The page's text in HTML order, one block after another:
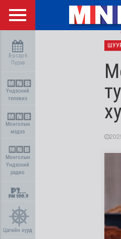
8-р сар 6
Пүрэв
Үндэсний
телевиз
Монголын
мэдээ
Монголын
Үндэсний
радио
Цагийн хүрд